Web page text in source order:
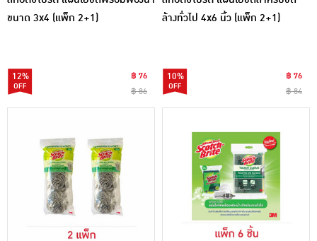
ขนาด 3x4 (แพ็ก 2+1)
12%
฿ 76
฿ 86
ล้างทั่วไป 4x6 นิ้ว (แพ็ก 2+1)
10%
฿ 76
฿ 84